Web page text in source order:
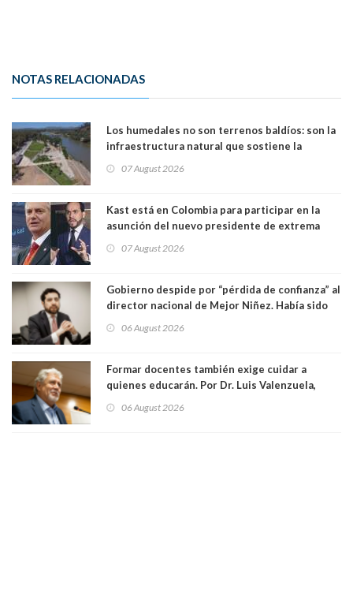
NOTAS RELACIONADAS
Los humedales no son terrenos baldíos: son la
infraestructura natural que sostiene la
07 August 2026
Kast está en Colombia para participar en la
asunción del nuevo presidente de extrema
07 August 2026
Gobierno despide por “pérdida de confianza” al
director nacional de Mejor Niñez. Había sido
06 August 2026
Formar docentes también exige cuidar a
quienes educarán. Por Dr. Luis Valenzuela,
Académicos U. Católica Silva Henríquez
06 August 2026